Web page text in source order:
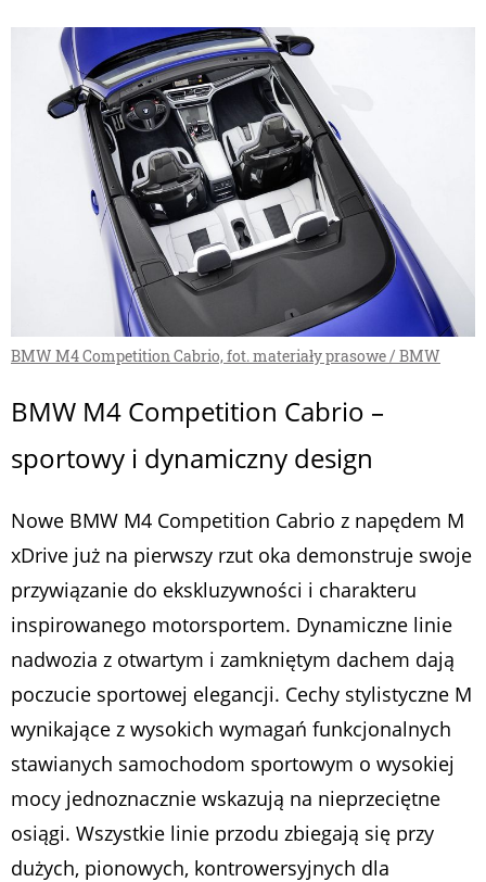
BMW M4 Competition Cabrio, fot. materiały prasowe / BMW
BMW M4 Competition Cabrio –
sportowy i dynamiczny design
Nowe BMW M4 Competition Cabrio z napędem M
xDrive już na pierwszy rzut oka demonstruje swoje
przywiązanie do ekskluzywności i charakteru
inspirowanego motorsportem. Dynamiczne linie
nadwozia z otwartym i zamkniętym dachem dają
poczucie sportowej elegancji. Cechy stylistyczne M
wynikające z wysokich wymagań funkcjonalnych
stawianych samochodom sportowym o wysokiej
mocy jednoznacznie wskazują na nieprzeciętne
osiągi. Wszystkie linie przodu zbiegają się przy
dużych, pionowych, kontrowersyjnych dla